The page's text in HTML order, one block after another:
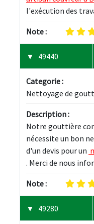
l'exécution des
Note :
49440
Categorie :
Nettoyage de
Description :
Notre gouttière
nécessite un bon
d'un devis pour un
. Merci de nous
Note :
49280